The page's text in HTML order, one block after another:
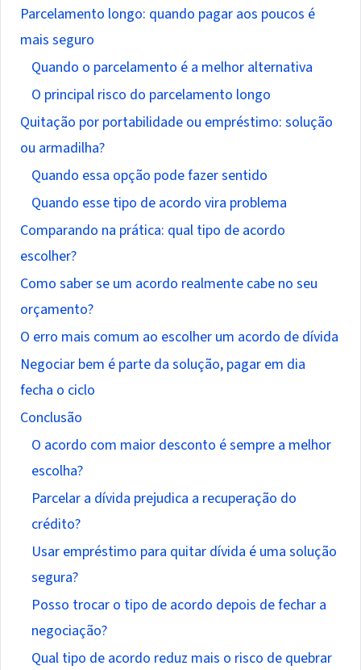
Parcelamento longo: quando pagar aos poucos é
mais seguro
Quando o parcelamento é a melhor alternativa
O principal risco do parcelamento longo
Quitação por portabilidade ou empréstimo: solução
ou armadilha?
Quando essa opção pode fazer sentido
Quando esse tipo de acordo vira problema
Comparando na prática: qual tipo de acordo
escolher?
Como saber se um acordo realmente cabe no seu
orçamento?
O erro mais comum ao escolher um acordo de dívida
Negociar bem é parte da solução, pagar em dia
fecha o ciclo
Conclusão
O acordo com maior desconto é sempre a melhor
escolha?
Parcelar a dívida prejudica a recuperação do
crédito?
Usar empréstimo para quitar dívida é uma solução
segura?
Posso trocar o tipo de acordo depois de fechar a
negociação?
Qual tipo de acordo reduz mais o risco de quebrar